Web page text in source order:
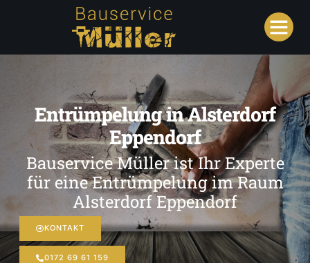
Entrümpelung in Alsterdorf
Eppendorf
Bauservice Müller ist Ihr Experte
für eine Entrümpelung im Raum
Alsterdorf Eppendorf
KONTAKT
0172 69 61 159